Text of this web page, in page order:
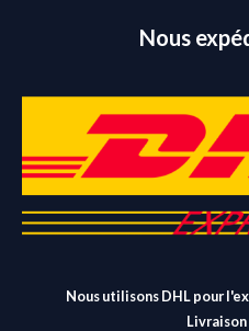
Nous
Nous utilisons DHL pour